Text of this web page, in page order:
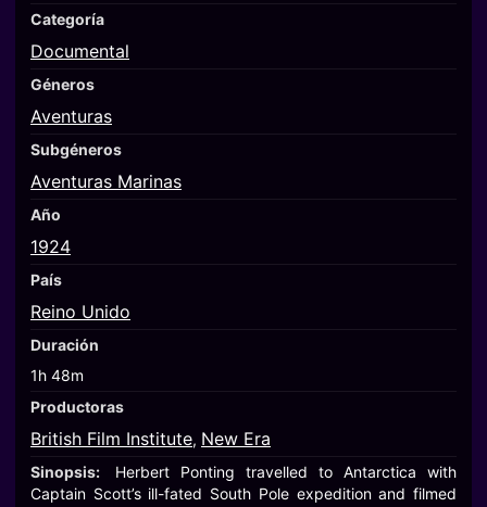
Categoría
Documental
Géneros
Aventuras
Subgéneros
Aventuras Marinas
Año
1924
País
Reino Unido
Duración
1h 48m
Productoras
British Film Institute, New Era
Sinopsis:
Herbert Ponting travelled to Antarctica with
Captain Scott’s ill-fated South Pole expedition and filmed